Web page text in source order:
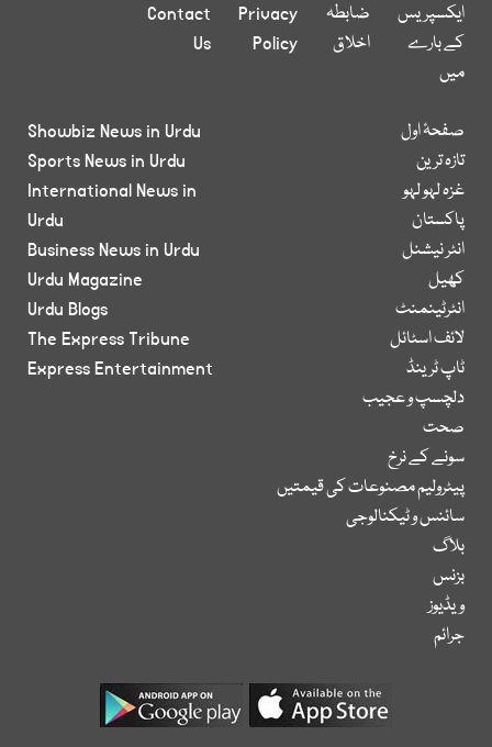
ایکسپریس
کے بارے
میں
ضابطہ
اخلاق
Privacy
Policy
Contact
Us
صفحۂ اول
تازہ ترین
غزہ لہو لہو
پاکستان
انٹر نیشنل
کھیل
انٹرٹینمنٹ
لائف اسٹائل
ٹاپ ٹرینڈ
دلچسپ و عجیب
صحت
سونے کے نرخ
پیٹرولیم مصنوعات کی قیمتیں
سائنس و ٹیکنالوجی
بلاگ
بزنس
ویڈیوز
جرائم
Showbiz News in Urdu
Sports News in Urdu
International News in
Urdu
Business News in Urdu
Urdu Magazine
Urdu Blogs
The Express Tribune
Express Entertainment